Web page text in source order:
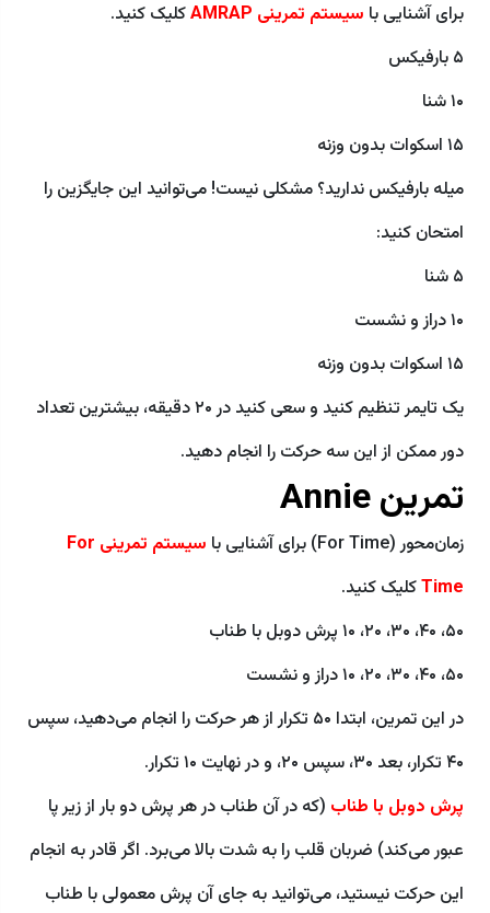
برای آشنایی با سیستم تمرینی AMRAP
کلیک کنید.
۵ بارفیکس
۱۰ شنا
۱۵ اسکوات بدون وزنه
میله بارفیکس ندارید؟ مشکلی نیست! می‌توانید این جایگزین را
امتحان کنید:
۵ شنا
۱۰ دراز و نشست
۱۵ اسکوات بدون وزنه
یک تایمر تنظیم کنید و سعی کنید در ۲۰ دقیقه، بیشترین تعداد
دور ممکن از این سه حرکت را انجام دهید.
تمرین Annie
زمان‌محور (For Time) برای آشنایی با
سیستم تمرینی For
Timeکلیک کنید.
۵۰، ۴۰، ۳۰، ۲۰، ۱۰ پرش دوبل با طناب
۵۰، ۴۰، ۳۰، ۲۰، ۱۰ دراز و نشست
در این تمرین، ابتدا ۵۰ تکرار از هر حرکت را انجام می‌دهید، سپس
۴۰ تکرار، بعد ۳۰، سپس ۲۰، و در نهایت ۱۰ تکرار.
پرش دوبل با طناب (که در آن طناب در هر پرش دو بار از زیر پا
عبور می‌کند) ضربان قلب را به شدت بالا می‌برد. اگر قادر به انجام
این حرکت نیستید، می‌توانید به جای آن پرش معمولی با طناب